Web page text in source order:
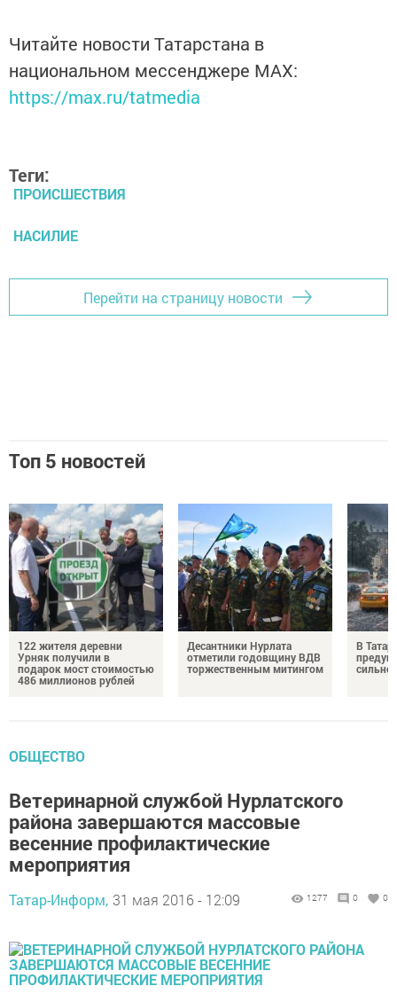
Читайте новости Татарстана в
национальном мессенджере MАХ:
https://max.ru/tatmedia
Теги:
ПРОИСШЕСТВИЯ
НАСИЛИЕ
Перейти на страницу новости
Топ 5 новостей
122 жителя деревни
Урняк получили в
подарок мост стоимостью
486 миллионов рублей
Десантники Нурлата
отметили годовщину ВДВ
торжественным митингом
В
ОБЩЕСТВО
Ветеринарной службой Нурлатского
района завершаются массовые
весенние профилактические
мероприятия
Татар-Информ, 31 мая 2016 - 12:09 1277 0 0